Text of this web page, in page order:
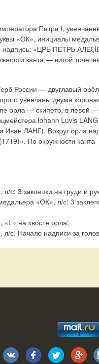
Петра I,
«ОК», инициалы
надпись: «ЦРЬ ПЕТРЬ
канта — витой
России — двуглавый орёл
увенчаны двумя
орла — скипетр, в левой
lohann Luvis
Иван ЛАНГ). Вокруг орла
По окружности канта
3 заклепки на груди и
«ОК», л/с: 3
на хвосте орла;
с: Начало надписи за